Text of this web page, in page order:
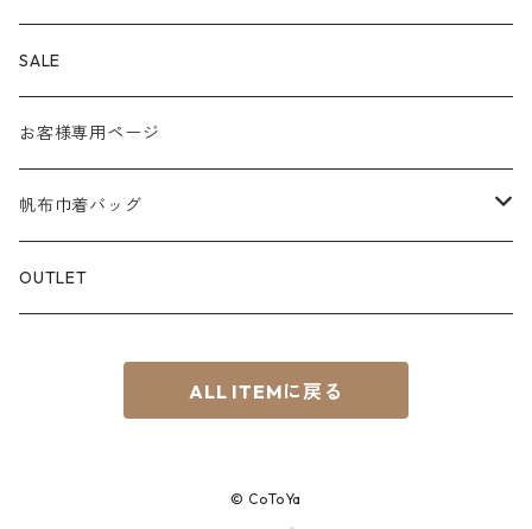
S
８号帆布
パラフィン帆布
Color
白系
赤系
PEN CASE
KEY CHAIN
スマホショルダー
サコッシュ
SALE
お客様専用ページ
帆布巾着バッグ
Material
OUTLET
ALL ITEMに戻る
© CoToYa